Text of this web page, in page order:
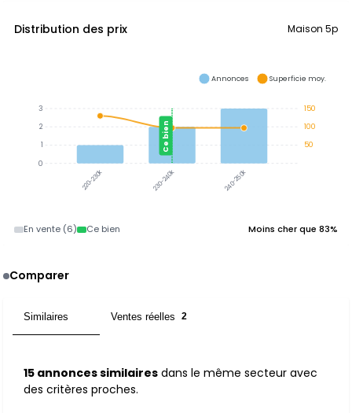
Distribution des prix Maison 5p
220-230k 230-240k 240-250k
Ce bien
150
100
50
3
2
1
0
Annonces Superficie moy.
En vente (6) Ce bien Moins cher que 83%
Comparer
Similaires Ventes réelles 2
15 annonces similaires dans le même secteur avec
des critères proches.